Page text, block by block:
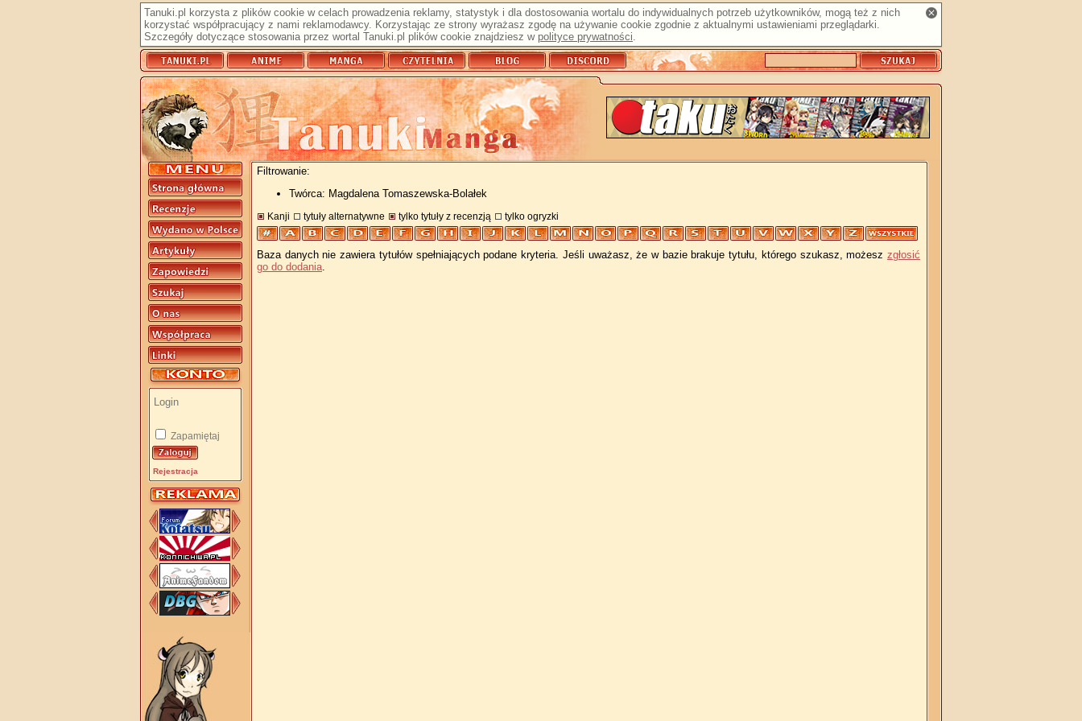
Tanuki.pl korzysta z plików cookie w celach prowadzenia reklamy, statystyk i dla dostosowania wortalu do indywidualnych potrzeb użytkowników, mogą też z nich
korzystać współpracujący z nami reklamodawcy. Korzystając ze strony wyrażasz zgodę na używanie cookie zgodnie z aktualnymi ustawieniami przeglądarki.
Szczegóły dotyczące stosowania przez wortal Tanuki.pl plików cookie znajdziesz w polityce prywatności.
Zapamiętaj
Rejestracja
Filtrowanie:
Twórca: Magdalena Tomaszewska-Bolałek
Kanji tytuły alternatywne tylko tytuły z recenzją tylko ogryzki
Baza danych nie zawiera tytułów spełniających podane kryteria. Jeśli uważasz, że w bazie brakuje tytułu, którego szukasz, możesz zgłosić
go do dodania.